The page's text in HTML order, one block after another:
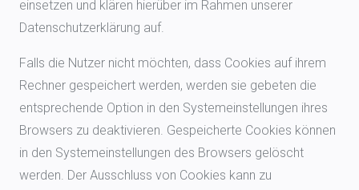
einsetzen und klären hierüber im Rahmen unserer
Datenschutzerklärung auf.
Falls die Nutzer nicht möchten, dass Cookies auf ihrem
Rechner gespeichert werden, werden sie gebeten die
entsprechende Option in den Systemeinstellungen ihres
Browsers zu deaktivieren. Gespeicherte Cookies können
in den Systemeinstellungen des Browsers gelöscht
werden. Der Ausschluss von Cookies kann zu